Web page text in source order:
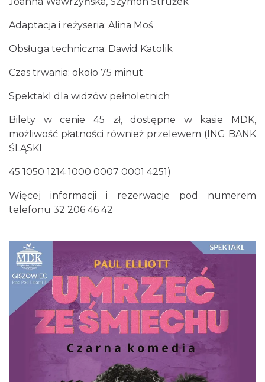
Katowice
Henryk Miśkiewicz – 75 lat Mistrza i Goście
Katowice
LORD OF THE DANCE - 30th Anniversary
Tour
Katowice
2026-12-11
5.07 km
Adaptacja i reżyseria: Alina Moś
Obsługa techniczna: Dawid Katolik
Czas trwania: około 75 minut
Spektakl dla widzów pełnoletnich
Bilety w cenie 45 zł, dostępne w kasie MDK,
możliwość płatności również przelewem (ING BANK
ŚLĄSKI
45 1050 1214 1000 0007 0001 4251)
Więcej informacji i rezerwacje pod numerem
telefonu 32 206 46 42